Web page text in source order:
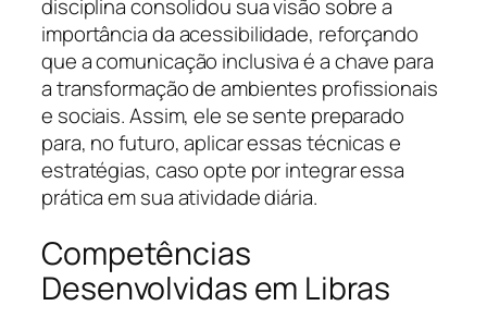
disciplina consolidou sua visão sobre a
importância da acessibilidade, reforçando
que a comunicação inclusiva é a chave para
a transformação de ambientes profissionais
e sociais. Assim, ele se sente preparado
para, no futuro, aplicar essas técnicas e
estratégias, caso opte por integrar essa
prática em sua atividade diária.
Competências
Desenvolvidas em Libras